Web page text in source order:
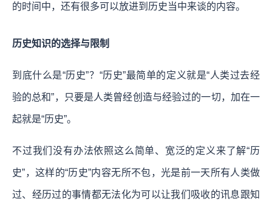
的时间中，还有很多可以放进到历史当中来谈的内容。
历史知识的选择与限制
到底什么是“历史”？“历史”最简单的定义就是“人类过去经
验的总和”，只要是人类曾经创造与经验过的一切，加在一
起就是“历史”。
不过我们没有办法依照这么简单、宽泛的定义来了解“历
史”，这样的“历史”内容无所不包，光是前一天所有人类做
过、经历过的事情都无法化为可以让我们吸收的讯息跟知